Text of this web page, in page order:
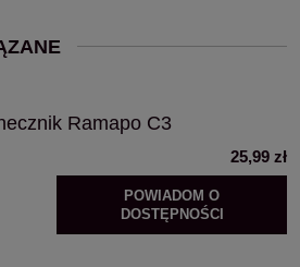
Ramapo C3
25,99 zł
POWIADOM O
DOSTĘPNOŚCI